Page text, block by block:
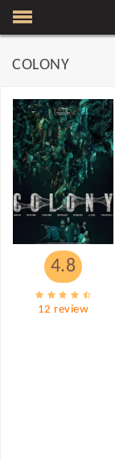
COLONY
4.8
12 review